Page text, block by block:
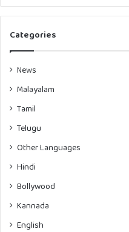
Categories
News
Malayalam
Tamil
Telugu
Other Languages
Hindi
Bollywood
Kannada
English